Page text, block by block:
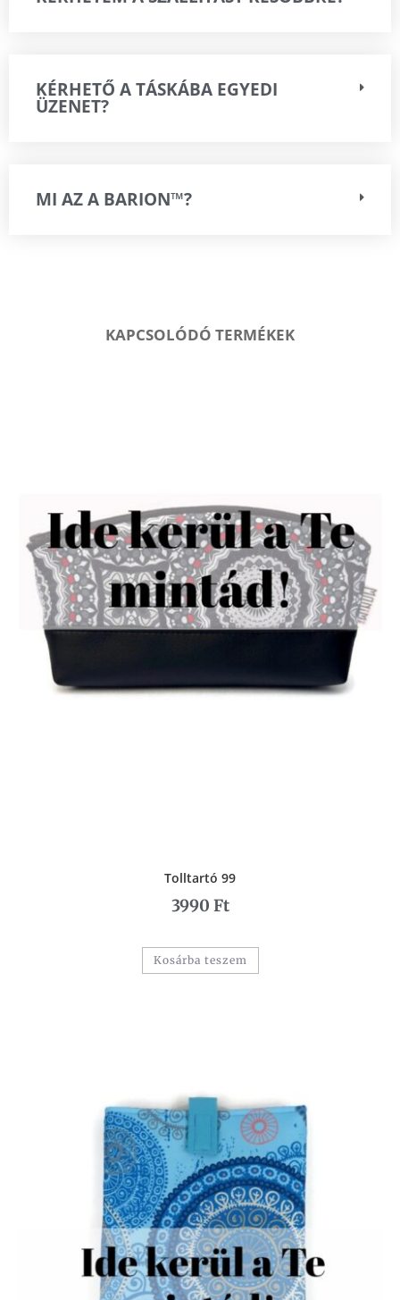
KÉRHETŐ A TÁSKÁBA EGYEDI
ÜZENET?
MI AZ A BARION™?
KAPCSOLÓDÓ TERMÉKEK
Tolltartó 99
3990 Ft
Kosárba teszem